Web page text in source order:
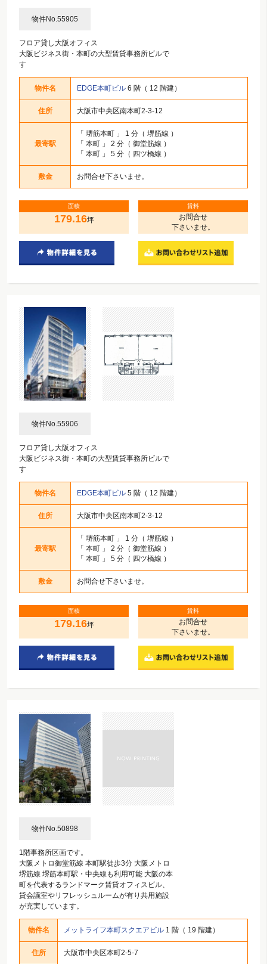
物件No.55905
フロア貸し大阪オフィス
大阪ビジネス街・本町の大型賃貸事務所ビルで
す
物件名 EDGE本町ビル 6 階（ 12 階建）
住所 大阪市中央区南本町2-3-12
最寄駅
「 堺筋本町 」 1 分（ 堺筋線 ）
「 本町 」 2 分（ 御堂筋線 ）
「 本町 」 5 分（ 四ツ橋線 ）
敷金 お問合せ下さいませ。
面積
179.16坪
賃料
お問合せ
下さいませ。
物件No.55906
フロア貸し大阪オフィス
大阪ビジネス街・本町の大型賃貸事務所ビルで
す
物件名 EDGE本町ビル 5 階（ 12 階建）
住所 大阪市中央区南本町2-3-12
最寄駅
「 堺筋本町 」 1 分（ 堺筋線 ）
「 本町 」 2 分（ 御堂筋線 ）
「 本町 」 5 分（ 四ツ橋線 ）
敷金 お問合せ下さいませ。
面積
179.16坪
賃料
お問合せ
下さいませ。
物件No.50898
1階事務所区画です。
大阪メトロ御堂筋線 本町駅徒歩3分 大阪メトロ
堺筋線 堺筋本町駅・中央線も利用可能 大阪の本
町を代表するランドマーク賃貸オフィスビル、
貸会議室やリフレッシュルームが有り共用施設
が充実しています。
物件名 メットライフ本町スクエアビル 1 階（ 19 階建）
住所 大阪市中央区本町2-5-7